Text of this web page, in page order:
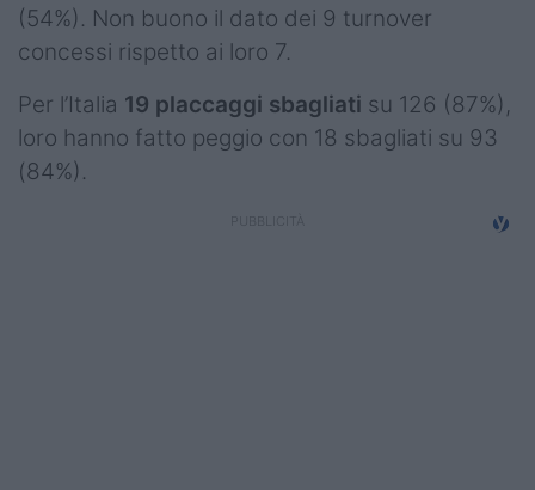
(54%). Non buono il dato dei 9 turnover
concessi rispetto ai loro 7.
Per l’Italia 19 placcaggi sbagliati su 126 (87%),
loro hanno fatto peggio con 18 sbagliati su 93
(84%).